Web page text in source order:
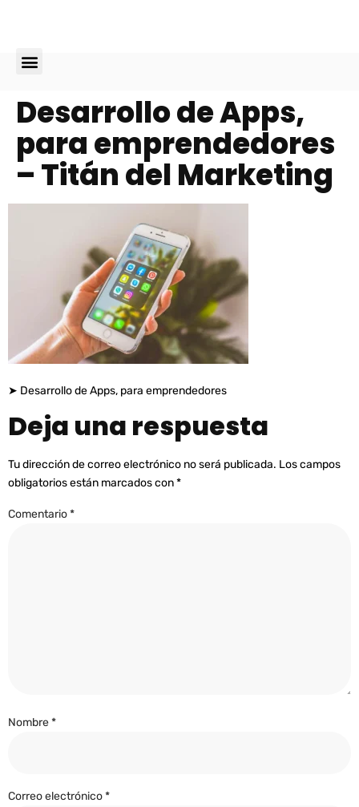
Desarrollo de Apps,
para emprendedores
– Titán del Marketing
➤ Desarrollo de Apps, para emprendedores
Deja una respuesta
Tu dirección de correo electrónico no será publicada. Los campos
obligatorios están marcados con*
Comentario*
Nombre*
Correo electrónico*